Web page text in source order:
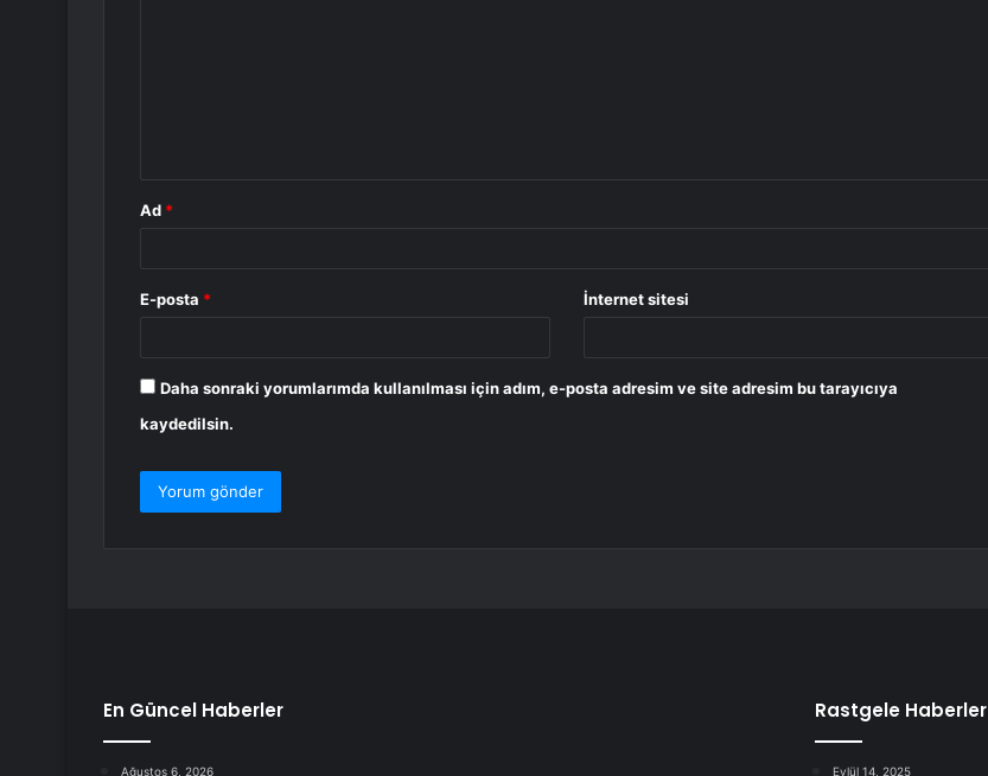
Ad *
E-posta * İnternet sitesi
Daha sonraki yorumlarımda kullanılması için adım, e-posta adresim ve site adresim bu tarayıcıya
kaydedilsin.
En Güncel Haberler
Ağustos 6, 2026
Rastgele Haberler
Eylül 14, 2025